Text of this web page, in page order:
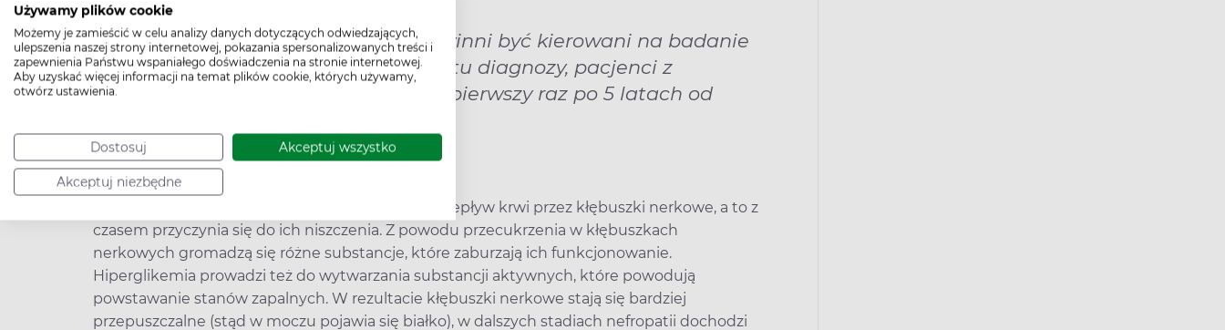
Używamy plików cookie
Możemy je zamieścić w celu analizy danych dotyczących odwiedzających,
ulepszenia naszej strony internetowej, pokazania spersonalizowanych treści i
zapewnienia Państwu wspaniałego doświadczenia na stronie internetowej.
Aby uzyskać więcej informacji na temat plików cookie, których używamy,
otwórz ustawienia.
Dostosuj Akceptuj wszystko
Akceptuj niezbędne
Chorzy z cukrzycą typu 2. powinni być kierowani na badanie
moczu raz w roku od momentu diagnozy, pacjenci z
cukrzycą typu 1. – raz w roku, pierwszy raz po 5 latach od
Wysoki cukier - wpływ na nerki
Wysoki poziom cukru sprawia, że zwiększa się przepływ krwi przez kłębuszki nerkowe, a to z
czasem przyczynia się do ich niszczenia. Z powodu przecukrzenia w kłębuszkach
nerkowych gromadzą się różne substancje, które zaburzają ich funkcjonowanie.
Hiperglikemia prowadzi też do wytwarzania substancji aktywnych, które powodują
powstawanie stanów zapalnych. W rezultacie kłębuszki nerkowe stają się bardziej
przepuszczalne (stąd w moczu pojawia się białko), w dalszych stadiach nefropatii dochodzi